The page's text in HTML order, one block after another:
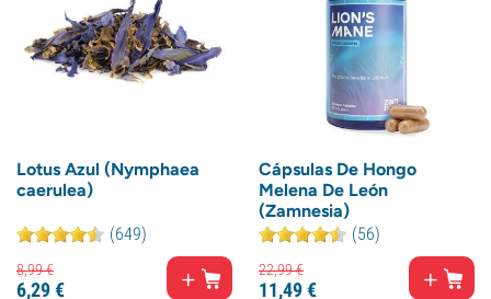
Lotus Azul (Nymphaea
caerulea)
(649)
8,99€
6,29€
Cápsulas De Hongo
Melena De León
(Zamnesia)
(56)
22,99€
11,49€